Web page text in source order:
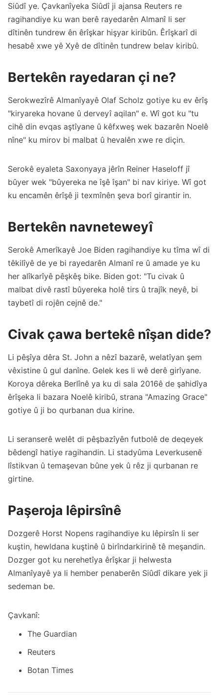
Siûdî ye. Çavkanîyeka Siûdî ji ajansa Reuters re
ragihandiye ku wan berê rayedarên Almanî li ser
dîtinên tundrew ên êrîşkar hişyar kiribûn. Êrîşkarî di
hesabê xwe yê Xyê de dîtinên tundrew belav kiribû.
Bertekên rayedaran çi ne?
Serokwezîrê Almanîyayê Olaf Scholz gotiye ku ev êrîş
"kiryareka hovane û derveyî aqilan" e. Wî got ku "tu
cihê din evqas aştîyane û kêfxweş wek bazarên Noelê
nîne" ku mirov bi malbat û hevalên xwe re diçin.
Serokê eyaleta Saxonyaya jêrîn Reiner Haseloff jî
bûyer wek "bûyereka ne îşê îşan" bi nav kiriye. Wî got
ku encamên êrîşê ji texmînên şeva borî girantir in.
Bertekên navneteweyî
Serokê Amerîkayê Joe Biden ragihandiye ku tîma wî di
têkilîyê de ye bi rayedarên Almanî re û amade ye ku
her alîkarîyê pêşkêş bike. Biden got: "Tu civak û
malbat divê rastî bûyereka holê tirs û trajîk neyê, bi
taybetî di rojên cejnê de."
Civak çawa bertekê nîşan dide?
Li pêşîya dêra St. John a nêzî bazarê, welatîyan şem
vêxistine û gul danîne. Gelek kes li wê derê girîyane.
Koroya dêreka Berlînê ya ku di sala 2016ê de şahidîya
êrîşeka li bazara Noelê kiribû, strana "Amazing Grace"
gotiye û ji bo qurbanan dua kirine.
Li seranserê welêt di pêşbazîyên futbolê de deqeyek
bêdengî hatiye ragihandin. Li stadyûma Leverkusenê
lîstikvan û temaşevan bûne yek û rêz ji qurbanan re
girtine.
Paşeroja lêpirsînê
Dozgerê Horst Nopens ragihandiye ku lêpirsîn li ser
kuştin, hewldana kuştinê û birîndarkirinê tê meşandin.
Dozger got ku nerehetîya êrîşkar ji helwesta
Almanîyayê ya li hember penaberên Siûdî dikare yek ji
sedeman be.
Çavkanî:
The Guardian
Reuters
Botan Times